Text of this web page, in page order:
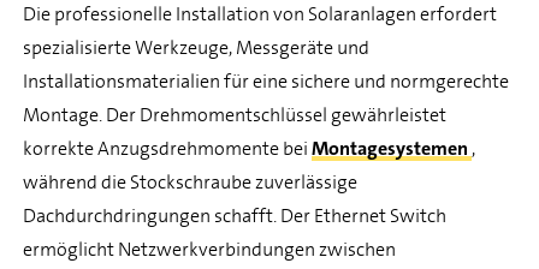
Die professionelle Installation von Solaranlagen erfordert
spezialisierte Werkzeuge, Messgeräte und
Installationsmaterialien für eine sichere und normgerechte
Montage. Der Drehmomentschlüssel gewährleistet
korrekte Anzugsdrehmomente beiMontagesystemen ,
während die Stockschraube zuverlässige
Dachdurchdringungen schafft. Der Ethernet Switch
ermöglicht Netzwerkverbindungen zwischen